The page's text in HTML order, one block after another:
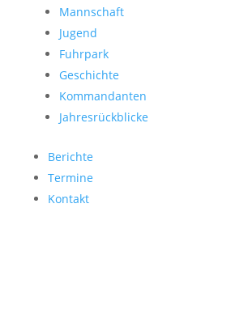
Mannschaft
Jugend
Fuhrpark
Geschichte
Kommandanten
Jahresrückblicke
Berichte
Termine
Kontakt